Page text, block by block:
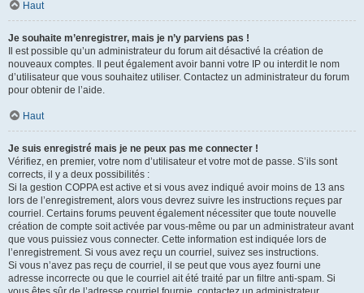
Haut
Je souhaite m’enregistrer, mais je n’y parviens pas !
Il est possible qu’un administrateur du forum ait désactivé la création de
nouveaux comptes. Il peut également avoir banni votre IP ou interdit le nom
d’utilisateur que vous souhaitez utiliser. Contactez un administrateur du forum
pour obtenir de l’aide.
Haut
Je suis enregistré mais je ne peux pas me connecter !
Vérifiez, en premier, votre nom d’utilisateur et votre mot de passe. S’ils sont
corrects, il y a deux possibilités :
Si la gestion COPPA est active et si vous avez indiqué avoir moins de 13 ans
lors de l’enregistrement, alors vous devrez suivre les instructions reçues par
courriel. Certains forums peuvent également nécessiter que toute nouvelle
création de compte soit activée par vous-même ou par un administrateur avant
que vous puissiez vous connecter. Cette information est indiquée lors de
l’enregistrement. Si vous avez reçu un courriel, suivez ses instructions.
Si vous n’avez pas reçu de courriel, il se peut que vous ayez fourni une
adresse incorrecte ou que le courriel ait été traité par un filtre anti-spam. Si